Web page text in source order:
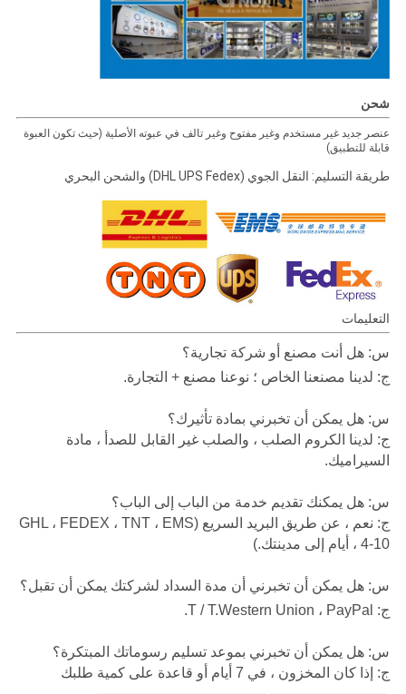
شحن
عنصر جديد غير مستخدم وغير مفتوح وغير تالف في عبوته الأصلية (حيث تكون العبوة
قابلة للتطبيق)
طريقة التسليم: النقل الجوي (DHL UPS Fedex) والشحن البحري
التعليمات
س: هل أنت مصنع أو شركة تجارية؟
ج: لدينا مصنعنا الخاص ؛ نوعنا مصنع + التجارة.
س: هل يمكن أن تخبرني بمادة تأثيرك؟
ج: لدينا الكروم الصلب ، والصلب غير القابل للصدأ ، مادة
السيراميك.
س: هل يمكنك تقديم خدمة من الباب إلى الباب؟
ج: نعم ، عن طريق البريد السريع (GHL ، FEDEX ، TNT ، EMS
، 4-10 أيام إلى مدينتك.)
س: هل يمكن أن تخبرني أن مدة السداد لشركتك يمكن أن تقبل؟
ج: T / T.Western Union ، PayPal.
س: هل يمكن أن تخبرني بموعد تسليم رسوماتك المبتكرة؟
ج: إذا كان المخزون ، في 7 أيام أو قاعدة على كمية طلبك